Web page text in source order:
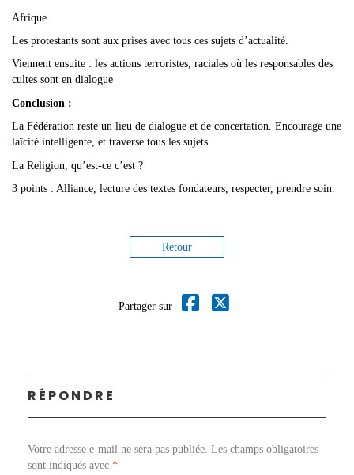
Afrique
Les protestants sont aux prises avec tous ces sujets d’actualité.
Viennent ensuite : les actions terroristes, raciales où les responsables des
cultes sont en dialogue
Conclusion :
La Fédération reste un lieu de dialogue et de concertation. Encourage une
laïcité intelligente, et traverse tous les sujets.
La Religion, qu’est-ce c’est ?
3 points : Alliance, lecture des textes fondateurs, respecter, prendre soin.
Retour
Partager sur
RÉPONDRE
Votre adresse e-mail ne sera pas publiée. Les champs obligatoires
sont indiqués avec *